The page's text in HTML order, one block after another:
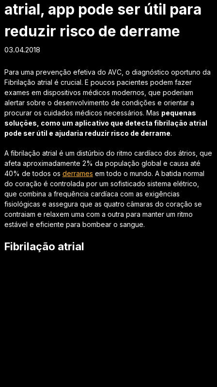
atrial, app pode ser útil para
reduzir risco de derrame
03.04.2018
Para uma prevenção efetiva do AVC, o diagnóstico oportuno da
Fibrilação atrial é crucial. E poucos pacientes podem fazer
exames em dispositivos médicos modernos, que poderiam
alertar sobre o desenvolvimento de condições e orientar a
procurar os cuidados médicos necessários. Mas pequenas
soluções, como um aplicativo que detecta fibrilação atrial
pode ser útil e ajudaria reduzir risco de derrame.
A fibrilação atrial é um distúrbio do ritmo cardíaco dos átrios, que
afeta aproximadamente 2% da população global e causa até
40% de todos os derrames em todo o mundo. A batida normal
do coração é controlada por um sofisticado sistema elétrico,
que combina a frequência cardíaca com as exigências
fisiológicas e assegura que as quatro câmaras do coração se
contraiam e relaxem uma com a outra para manter um ritmo
estável e eficiente para bombear o sangue.
Fibrilação atrial